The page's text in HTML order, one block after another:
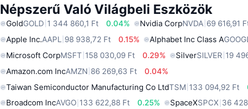
Népszerű Való Világbeli Eszközök
GoldGOLD 1 344 860,1 Ft 0.04% Nvidia CorpNVDA 69 616,91
Apple Inc.AAPL 98 938,72 Ft 0.15% Alphabet Inc Class A
Microsoft CorpMSFT 158 030,09 Ft 0.29% SilverSILVER 19
Amazon.com IncAMZN 86 269,63 Ft
0.04%
Taiwan Semiconductor Manufacturing Co LtdTSM 133 094,92 Ft
Broadcom IncAVGO 133 622,88 Ft 0.25% SpaceXSPCX 36